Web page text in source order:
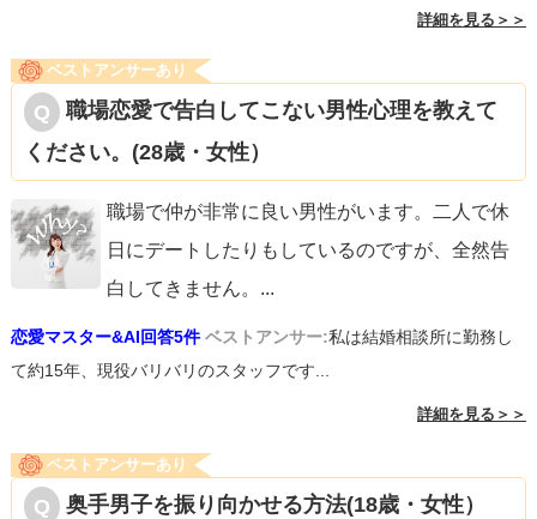
詳細を見る＞＞
ベストアンサーあり
職場恋愛で告白してこない男性心理を教えて
ください。(28歳・女性）
職場で仲が非常に良い男性がいます。二人で休
日にデートしたりもしているのですが、全然告
白してきません。 ...
恋愛マスター&AI回答5件 ベストアンサー:私は結婚相談所に勤務し
て約15年、現役バリバリのスタッフです...
詳細を見る＞＞
ベストアンサーあり
奥手男子を振り向かせる方法(18歳・女性）